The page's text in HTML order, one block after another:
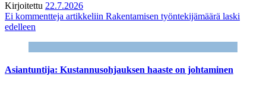
Kirjoitettu 22.7.2026
Ei kommentteja artikkeliin Rakentamisen työntekijämäärä laski
edelleen
Asiantuntija: Kustannusohjauksen haaste on johtaminen